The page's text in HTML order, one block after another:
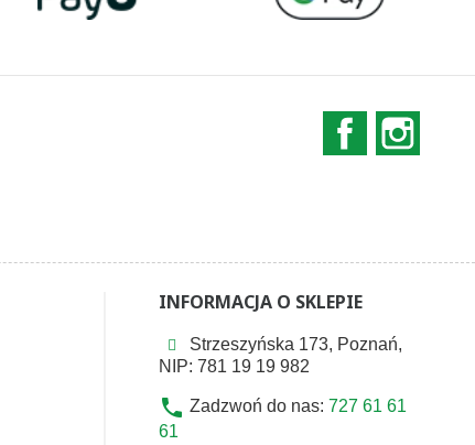
Facebook
INFORMACJA O SKLEPIE
Strzeszyńska 173, Poznań,
NIP: 781 19 19 982
phone Zadzwoń do nas: 727 61 61
61